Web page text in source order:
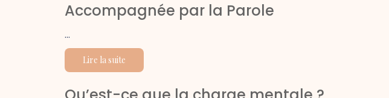
Accompagnée par la Parole
...
Lire la suite